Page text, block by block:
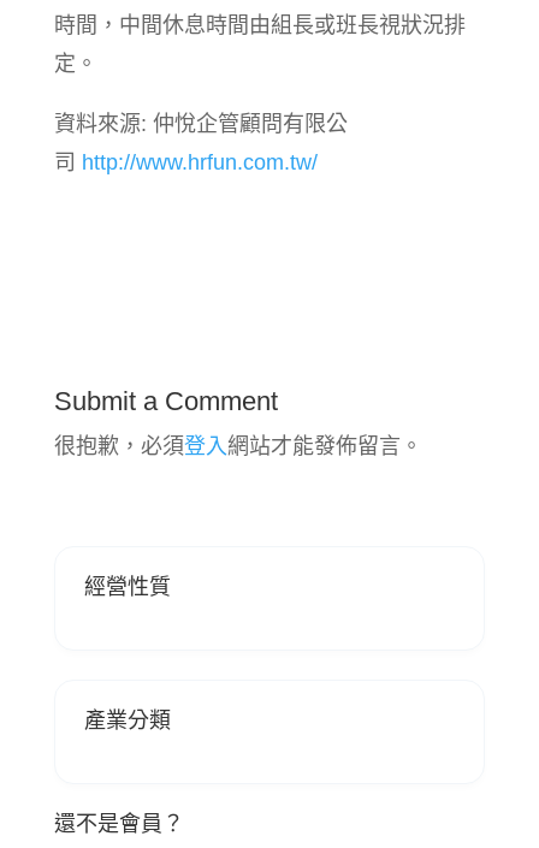
時間，中間休息時間由組長或班長視狀況排
定。
資料來源: 仲悅企管顧問有限公
司 http://www.hrfun.com.tw/
Submit a Comment
很抱歉，必須登入 網站才能發佈留言。
經營性質
產業分類
還不是會員？